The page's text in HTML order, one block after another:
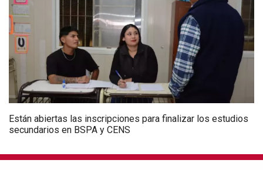
Están abiertas las inscripciones para finalizar los estudios
secundarios en BSPA y CENS